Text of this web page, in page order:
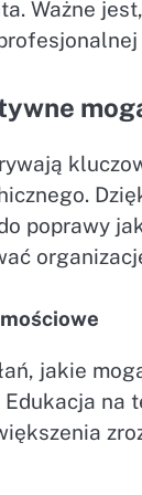
Ważne
poprawy
jakie